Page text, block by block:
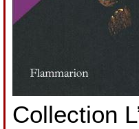
Collection